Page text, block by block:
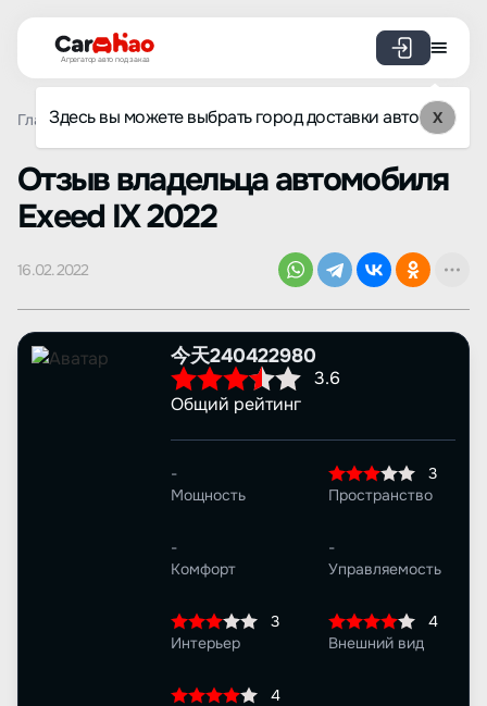
Агрегатор авто под заказ
Здесь вы можете выбрать город доставки авто X
Главная Отзывы Exeed IX Просмотр отзыва
Oтзыв владельца автомобиля
Exeed IX 2022
16.02.2022
今天240422980
3.6
Общий рейтинг
-
Мощность
3
Пространство
-
Комфорт
-
Управляемость
3
Интерьер
4
Внешний вид
4